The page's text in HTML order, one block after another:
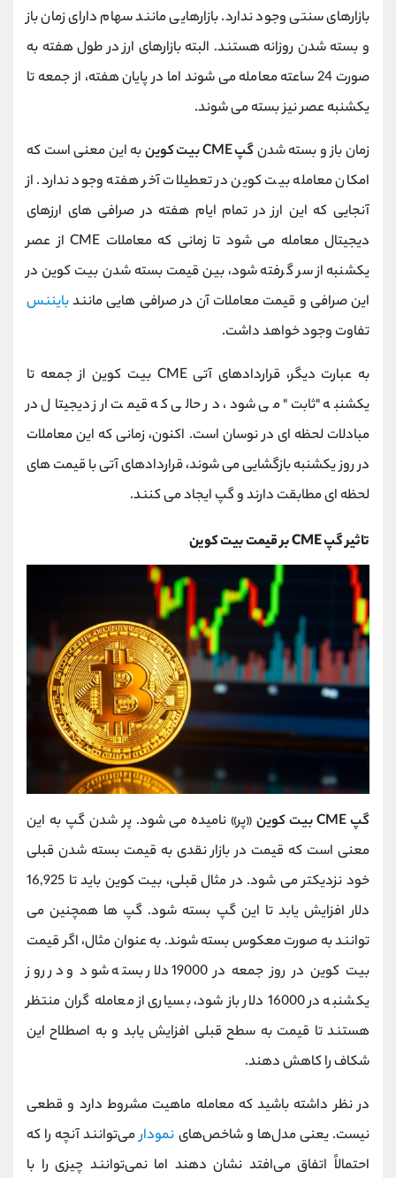
بازارهای سنتی وجود ندارد. بازارهایی مانند سهام دارای زمان باز
و بسته شدن روزانه هستند. البته بازارهای ارز در طول هفته به
صورت 24 ساعته معامله می شوند اما در پایان هفته، از جمعه تا
یکشنبه عصر نیز بسته می شوند.
زمان باز و بسته شدنگپ CME بیت کوین
به این معنی است که
امکان معامله بیت کوین در تعطیلات آخر هفته وجود ندارد. از
آنجایی که این ارز در تمام ایام هفته در صرافی های ارزهای
دیجیتال معامله می شود تا زمانی که معاملات CME از عصر
یکشنبه از سر گرفته شود، بین قیمت بسته شدن بیت کوین در
این صرافی و قیمت معاملات آن در صرافی هایی مانندبایننس
تفاوت وجود خواهد داشت.
به عبارت دیگر، قراردادهای آتی CME بیت کوین از جمعه تا
یکشنبه "ثابت" می شود، در حالی که قیمت ارز دیجیتال در
مبادلات لحظه ای در نوسان است. اکنون، زمانی که این معاملات
در روز یکشنبه بازگشایی می شوند، قراردادهای آتی با قیمت های
لحظه ای مطابقت دارند و گپ ایجاد می کنند.
تاثیر گپ CME بر قیمت بیت کوین
گپ CME بیت کوین
«پر» نامیده می شود. پر شدن گپ به این
معنی است که قیمت در بازار نقدی به قیمت بسته شدن قبلی
خود نزدیکتر می شود. در مثال قبلی، بیت کوین باید تا 16,925
دلار افزایش یابد تا این گپ بسته شود. گپ ها همچنین می
توانند به صورت معکوس بسته شوند. به عنوان مثال، اگر قیمت
بیت کوین در روز جمعه در 19000 دلار بسته شود و در روز
یکشنبه در 16000 دلار باز شود، بسیاری از معامله گران منتظر
هستند تا قیمت به سطح قبلی افزایش یابد و به اصطلاح این
شکاف را کاهش دهند.
در نظر داشته باشید که معامله ماهیت مشروط دارد و قطعی
نیست. یعنی مدل‌ها و شاخص‌های نمودارمی‌توانند آنچه را که
احتمالاً اتفاق می‌افتد نشان دهند اما نمی‌توانند چیزی را با